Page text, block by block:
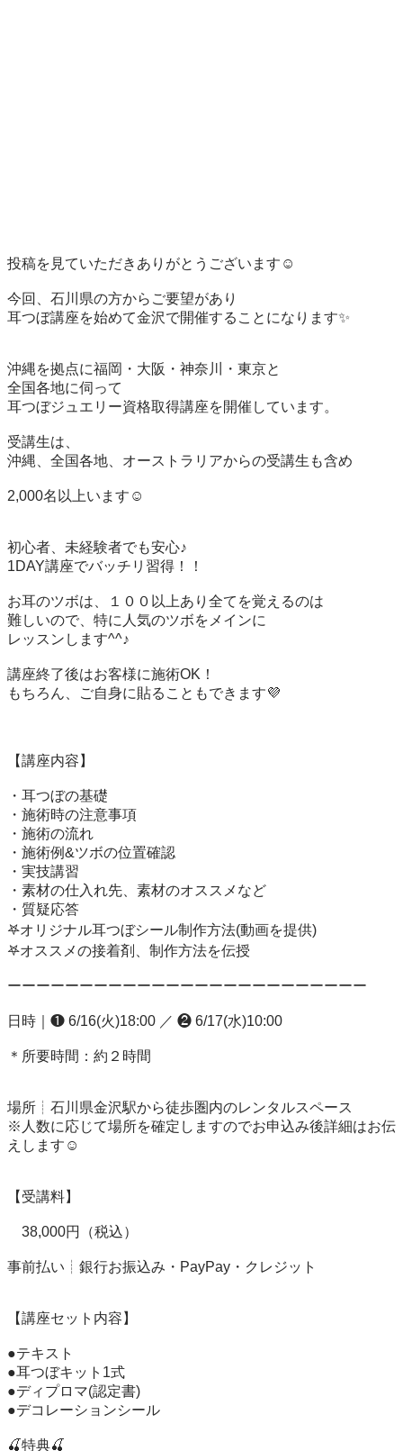
投稿を見ていただきありがとうございます☺️
今回、石川県の方からご要望があり
耳つぼ講座を始めて金沢で開催することになります✨
沖縄を拠点に福岡・大阪・神奈川・東京と
全国各地に伺って
耳つぼジュエリー資格取得講座を開催しています。
受講生は、
沖縄、全国各地、オーストラリアからの受講生も含め
2,000名以上います☺️
初心者、未経験者でも安心♪
1DAY講座でバッチリ習得！！
お耳のツボは、１００以上あり全てを覚えるのは
難しいので、特に人気のツボをメインに
レッスンします^^♪
講座終了後はお客様に施術OK！
もちろん、ご自身に貼ることもできます💜
【講座内容】
・耳つぼの基礎
・施術時の注意事項
・施術の流れ
・施術例&ツボの位置確認
・実技講習
・素材の仕入れ先、素材のオススメなど
・質疑応答
𖤐オリジナル耳つぼシール制作方法(動画を提供)
𖤐オススメの接着剤、制作方法を伝授
ーーーーーーーーーーーーーーーーーーーーーーーーー
日時｜❶ 6/16(火)18:00 ／ ❷ 6/17(水)10:00
＊所要時間：約２時間
場所┊石川県金沢駅から徒歩圏内のレンタルスペース
※人数に応じて場所を確定しますのでお申込み後詳細はお伝
えします☺️
【受講料】
38,000円（税込）
事前払い┊銀行お振込み・PayPay・クレジット
【講座セット内容】
●テキスト
●耳つぼキット1式
●ディプロマ(認定書)
●デコレーションシール
🍒特典🍒